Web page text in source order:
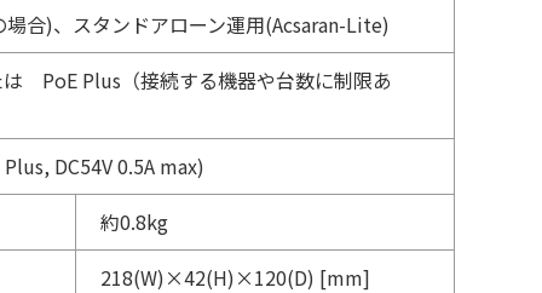
合)、スタンドアローン運用(Acsaran-Lite)
PoE Plus（接続する機器や台数に制限あ
DC54V 0.5A max)
約0.8kg
218(W)×42(H)×120(D) [mm]